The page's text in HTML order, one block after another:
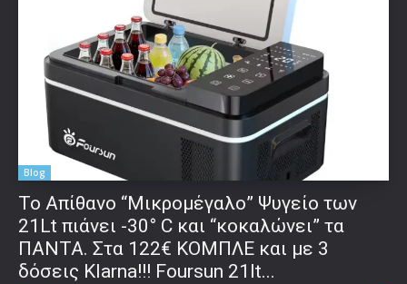
Blog
Το Απίθανο “Μικρομέγαλο” Ψυγείο των
21Lt πιάνει -30° C και “κοκαλώνει” τα
ΠΑΝΤΑ. Στα 122€ ΚΟΜΠΛΕ και με 3
δόσεις Klarna!!! Foursun 21lt...